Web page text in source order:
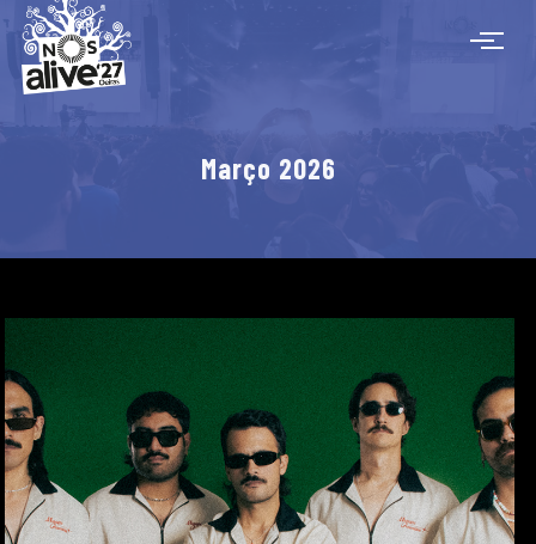
Março 2026